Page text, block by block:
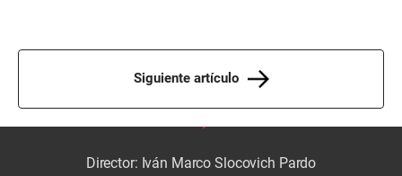
Siguiente artículo
Director: Iván Marco Slocovich Pardo